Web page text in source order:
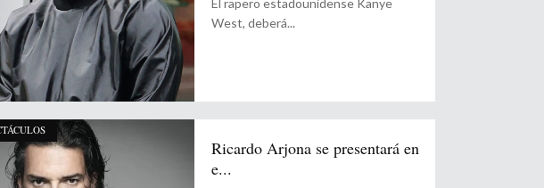
El rapero estadounidense Kanye
West, deberá
Ricardo Arjona se presentará en
e...